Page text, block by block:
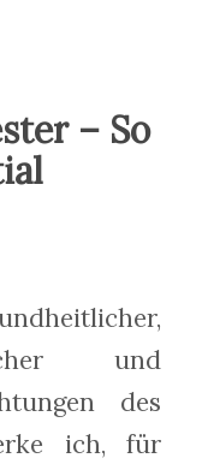
– So
und
des
ich, für